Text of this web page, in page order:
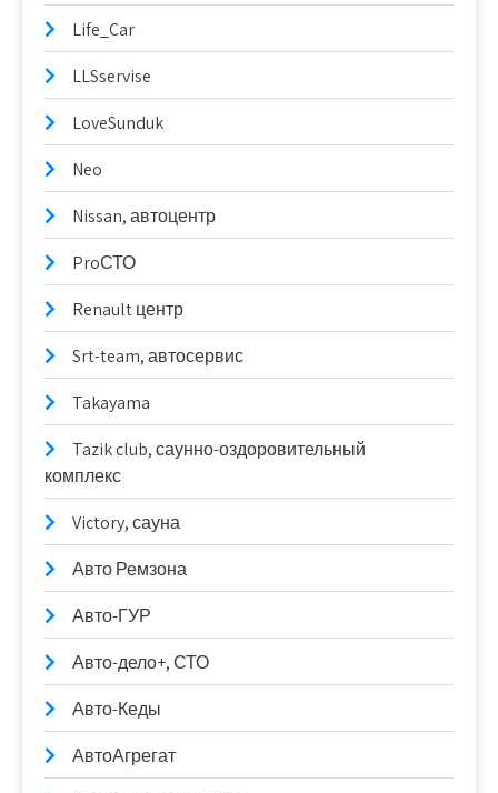
Life_Car
LLSservise
LoveSunduk
Neo
Nissan, автоцентр
ProСТО
Renault центр
Srt-team, автосервис
Takayama
Tazik club, саунно-оздоровительный
комплекс
Victory, сауна
Авто Ремзона
Авто-ГУР
Авто-дело+, СТО
Авто-Кеды
АвтоАгрегат